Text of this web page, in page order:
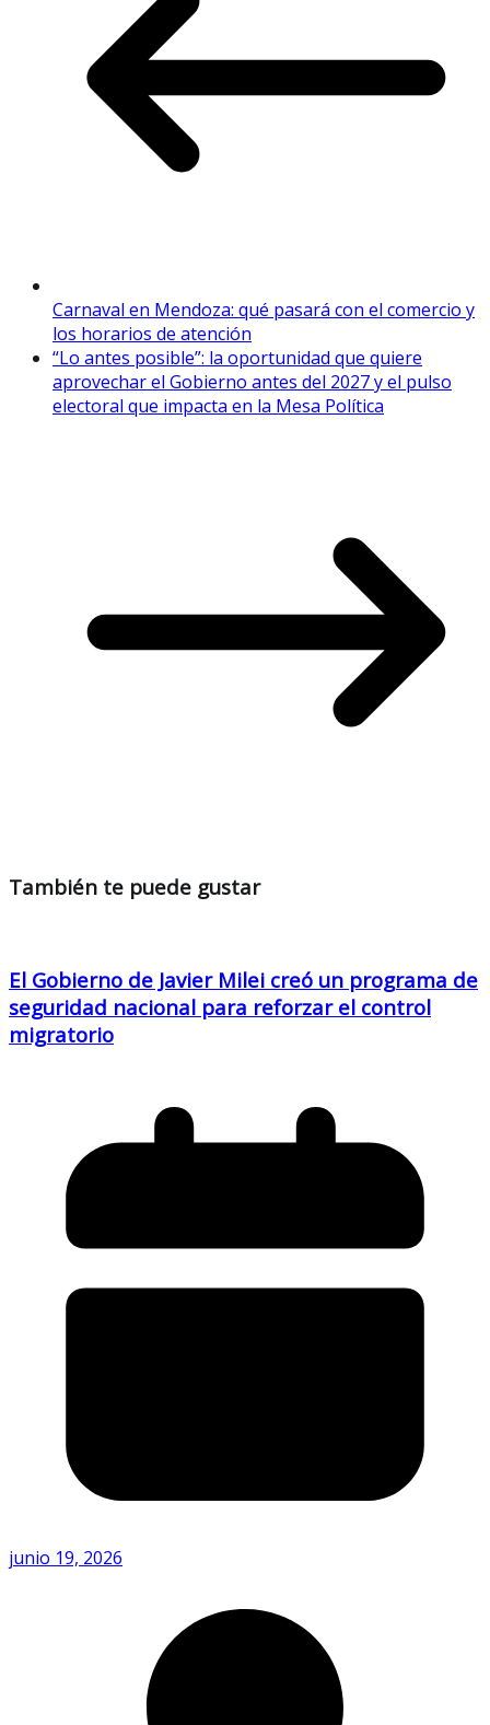
Carnaval en Mendoza: qué pasará con el comercio y
los horarios de atención
“Lo antes posible”: la oportunidad que quiere
aprovechar el Gobierno antes del 2027 y el pulso
electoral que impacta en la Mesa Política
También te puede gustar
El Gobierno de Javier Milei creó un programa de
seguridad nacional para reforzar el control
migratorio
junio 19, 2026